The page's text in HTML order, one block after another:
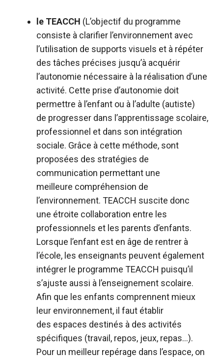
le TEACCH (L’objectif du programme
consiste à clarifier l’environnement avec
l’utilisation de supports visuels et à répéter
des tâches précises jusqu’à acquérir
l’autonomie nécessaire à la réalisation d’une
activité. Cette prise d’autonomie doit
permettre à l’enfant ou à l’adulte (autiste)
de progresser dans l’apprentissage scolaire,
professionnel et dans son intégration
sociale. Grâce à cette méthode, sont
proposées des stratégies de
communication permettant une
meilleure compréhension de
l’environnement. TEACCH suscite donc
une étroite collaboration entre les
professionnels et les parents d’enfants.
Lorsque l’enfant est en âge de rentrer à
l’école, les enseignants peuvent également
intégrer le programme TEACCH puisqu’il
s’ajuste aussi à l’enseignement scolaire.
Afin que les enfants comprennent mieux
leur environnement, il faut établir
des espaces destinés à des activités
spécifiques (travail, repos, jeux, repas…).
Pour un meilleur repérage dans l’espace, on